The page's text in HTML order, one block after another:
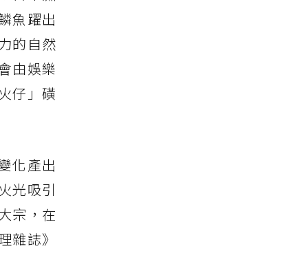
魚躍出
的自然
由娛樂
仔」磺
化產出
光吸引
宗，在
雜誌》